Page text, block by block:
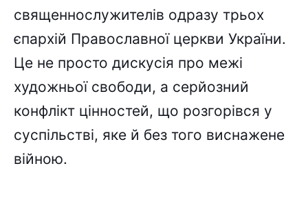
священнослужителів одразу трьох
єпархій Православної церкви України.
Це не просто дискусія про межі
художньої свободи, а серйозний
конфлікт цінностей, що розгорівся у
суспільстві, яке й без того виснажене
війною.